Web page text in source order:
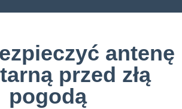
antenę
przed złą
pogodą